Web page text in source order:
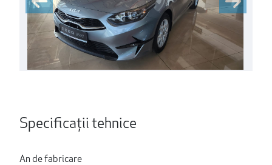
Specificații tehnice
An de fabricare